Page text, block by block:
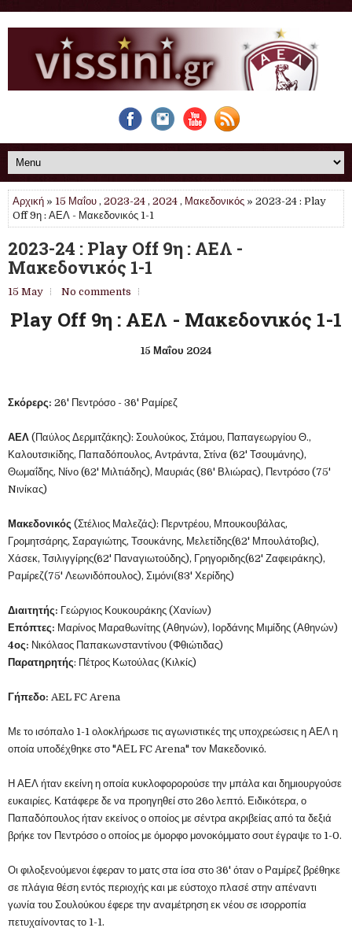
Αρχική » 15 Μαΐου , 2023-24 , 2024 , Μακεδονικός » 2023-24 : Play
Off 9η : ΑΕΛ - Μακεδονικός 1-1
2023-24 : Play Off 9η : ΑΕΛ -
Μακεδονικός 1-1
15 May No comments
Play Off 9η : ΑΕΛ - Μακεδονικός 1-1
15 Μαΐου 2024
Σκόρερς: 26' Πεντρόσο - 36' Ραμίρεζ
ΑΕΛ (Παύλος Δερμιτζάκης): Σουλούκος, Στάμου, Παπαγεωργίου Θ.,
Καλουτσικίδης, Παπαδόπουλος, Αντράντα, Στίνα (62' Τσουμάνης),
Θωμαΐδης, Νίνο (62' Μιλτιάδης), Μαυριάς (86' Βλιώρας), Πεντρόσο (75'
Nινίκας)
Μακεδονικός (Στέλιος Μαλεζάς): Περντρέου, Μπουκουβάλας,
Γρομητσάρης, Σαραγιώτης, Τσουκάνης, Μελετίδης(62' Μπουλάτοβις),
Χάσεκ, Τσιλιγγίρης(62' Παναγιωτούδης), Γρηγοριδης(62' Ζαφειράκης),
Ραμίρεζ(75' Λεωνιδόπουλος), Σιμόνι(83' Χερίδης)
Διαιτητής: Γεώργιος Κουκουράκης (Χανίων)
Επόπτες: Μαρίνος Μαραθωνίτης (Αθηνών), Ιορδάνης Μιμίδης (Αθηνών)
4ος: Νικόλαος Παπακωνσταντίνου (Φθιώτιδας)
Παρατηρητής: Πέτρος Κωτούλας (Κιλκίς)
Γήπεδο: AEL FC Arena
Με το ισόπαλο 1-1 ολοκλήρωσε τις αγωνιστικές της υποχρεώσεις η ΑΕΛ η
οποία υποδέχθηκε στο "ΑΕL FC Arena" τον Μακεδονικό.
Η ΑΕΛ ήταν εκείνη η οποία κυκλοφορορούσε την μπάλα και δημιουργούσε
ευκαιρίες. Κατάφερε δε να προηγηθεί στο 26ο λεπτό. Ειδικότερα, ο
Παπαδόπουλος ήταν εκείνος ο οποίος με σέντρα ακριβείας από τα δεξιά
βρήκε τον Πεντρόσο ο οποίος με όμορφο μονοκόμματο σουτ έγραψε το 1-0.
Οι φιλοξενούμενοι έφεραν το ματς στα ίσα στο 36' όταν ο Ραμίρεζ βρέθηκε
σε πλάγια θέση εντός περιοχής και με εύστοχο πλασέ στην απέναντι
γωνία του Σουλούκου έφερε την αναμέτρηση εκ νέου σε ισορροπία
πετυχαίνοντας το 1-1.